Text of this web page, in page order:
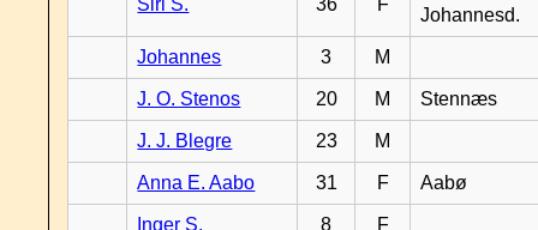
Siri S. 36 F
Johannesd.
Johannes 3 M
J. O. Stenos 20 M Stennæs
J. J. Blegre 23 M
Anna E. Aabo 31 F Aabø
Inger S. 8 F